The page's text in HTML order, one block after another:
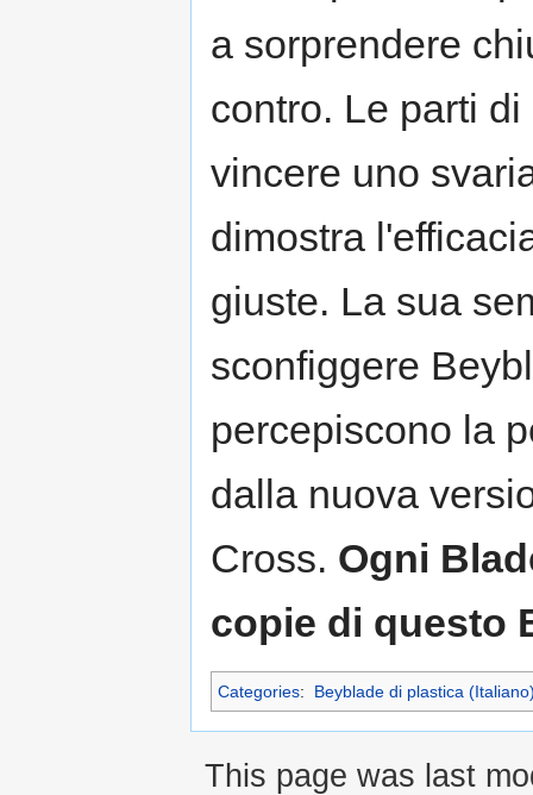
a sorprendere
contro. Le parti
vincere uno
dimostra
giuste. La sua
sconfiggere
percepiscono la
dalla nuova
Cross. Ogni
copie di questo
Categories: Beyblade di plastica
This page was last